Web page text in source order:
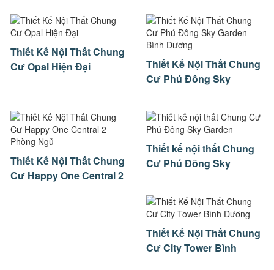
Thiết Kế Nội Thất Chung
Cư Opal Hiện Đại
Thiết Kế Nội Thất Chung
Cư Phú Đông Sky
Thiết Kế Nội Thất Chung
Cư Happy One Central 2
Thiết kế nội thất Chung
Cư Phú Đông Sky
Thiết Kế Nội Thất Chung
Cư City Tower Bình